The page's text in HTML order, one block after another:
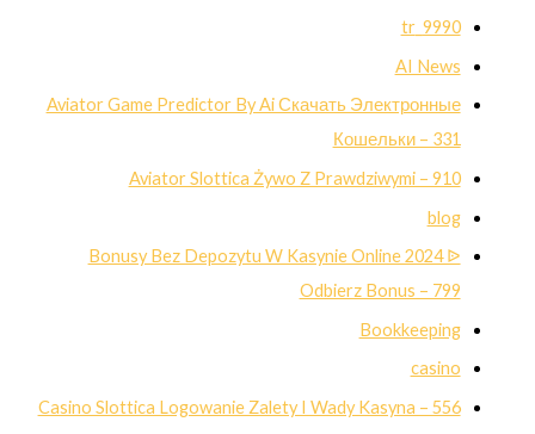
9990_tr
AI News
Aviator Game Predictor By Ai Скачать Электронные
Кошельки – 331
Aviator Slottica Żywo Z Prawdziwymi – 910
blog
Bonusy Bez Depozytu W Kasynie Online 2024 ᐉ
Odbierz Bonus – 799
Bookkeeping
casino
Casino Slottica Logowanie Zalety I Wady Kasyna – 556